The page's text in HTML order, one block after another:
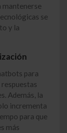
mantenerse
se
y la
para
Además, la
incrementa
para que
más